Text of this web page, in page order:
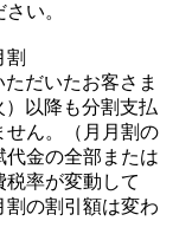
い。
だいたお客さま
以降も分割支払
せん。（月月割の
金の全部または
率が変動して
割の割引額は変わ